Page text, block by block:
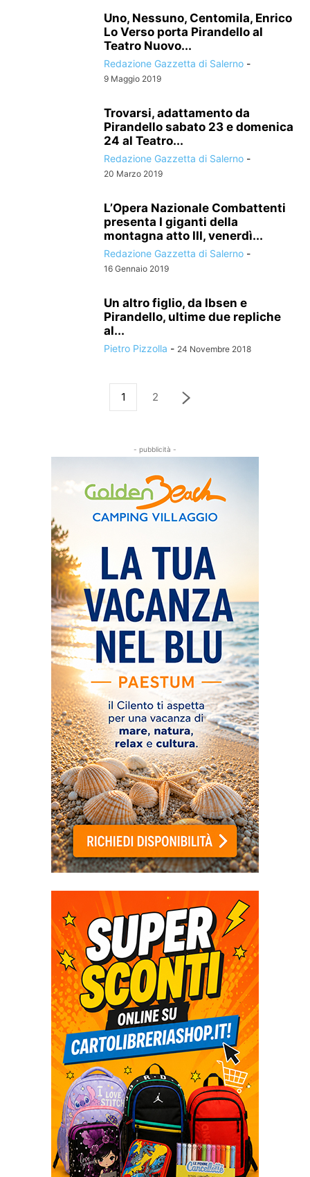
Uno, Nessuno, Centomila, Enrico
Lo Verso porta Pirandello al
Teatro Nuovo...
Redazione Gazzetta di Salerno -
9 Maggio 2019
Trovarsi, adattamento da
Pirandello sabato 23 e domenica
24 al Teatro...
Redazione Gazzetta di Salerno -
20 Marzo 2019
L’Opera Nazionale Combattenti
presenta I giganti della
montagna atto III, venerdì...
Redazione Gazzetta di Salerno -
16 Gennaio 2019
Un altro figlio, da Ibsen e
Pirandello, ultime due repliche
al...
Pietro Pizzolla - 24 Novembre 2018
1 2
- pubblicità -